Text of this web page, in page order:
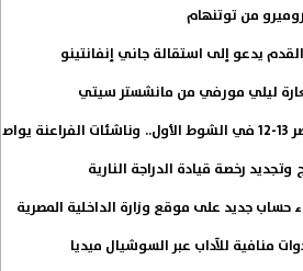
من توتنهام
القدم يدعو إلى استقالة جاني إنفانتينو
ليلي مورفي من مانشستر سيتي
اليد
رخصة قيادة الدراجة النارية
حساب جديد على موقع وزارة الداخلية المصرية
منافية للآداب عبر السوشيال ميديا